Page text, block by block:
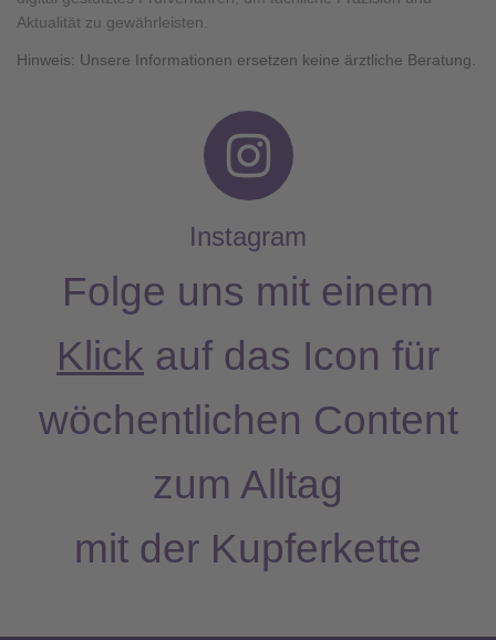
Aktualität zu gewährleisten.
Hinweis: Unsere Informationen ersetzen keine ärztliche Beratung.
I
n
s
t
a
g
r
a
m
Instagram
Folge uns mit einem
Klick auf das Icon für
wöchentlichen Content
zum Alltag
mit der Kupferkette